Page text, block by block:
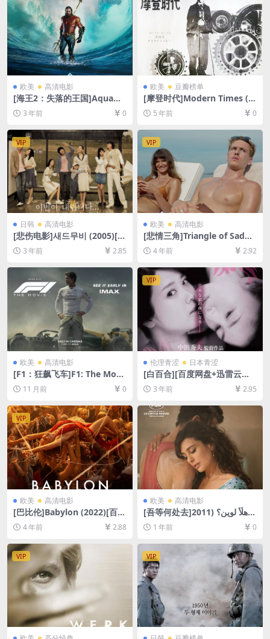
欧美 高清电影
[海王2：失落的王国]Aquama
n and the Lost Kingdom (2
023)[百度网盘+夸克网盘1080
放/下载][MP4/8.7GB][中英字
幕]
3 年前 0
欧美 豆瓣榜单
[摩登时代]Modern Times (1
936)[百度网盘+迅雷云盘资源
1080P超清未删减][MKV/3.7G
5 年前 0
VIP
日韩 高清电影
[悲伤电影]새드무비 (2005)[百
度网盘+迅雷云盘资源1080P
超清未删减][MP4/6GB][韩语
中字]
3 年前 2.85
VIP
欧美 高清电影
[悲情三角]Triangle of Sadne
ss (2022)[百度网盘+迅雷云盘
资源1080P超清未删减][MP4/
9GB][中英字幕]
4 年前 2.92
欧美 高清电影
[F1：狂飙飞车]F1: The Movi
e (2025)[百度网盘+夸克网盘1
080P/4K超清未删减资源][网
盘在线播放/下载][MP4/10G
B/27GB][中英字幕]
11 月前 0
VIP
伦理青涩 日本青涩
[白百合][百度网盘+迅雷云盘
资源1080P超清未删减][MP4/
4GB][日语中字]【手机/平板无
法在线播放，请使用电脑下载
防和谐压缩包（含解压密
3 年前 2.95
VIP
欧美 高清电影
[巴比伦]Babylon (2022)[百度
网盘+迅雷云盘资源1080P超
清未删减][MP4/11GB][中英
4 年前 2.88
欧美 高清电影
[吾等何处去]وهلّأ لوين؟ (2011)
[百度网盘+夸克网盘1080P超
清未删减资源][网盘在线播放/
1 年前 0
VIP VIP